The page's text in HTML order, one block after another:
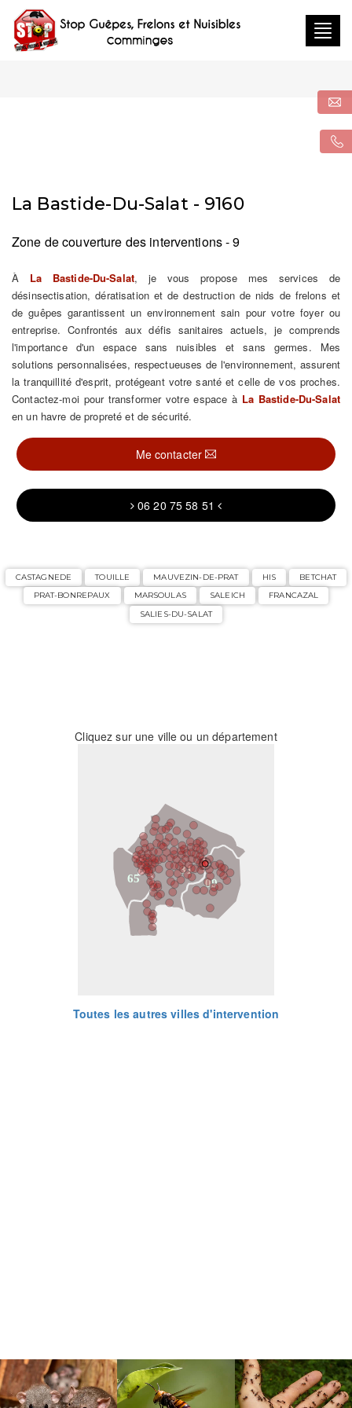
La Bastide-Du-Salat - 9160
Zone de couverture des interventions - 9
À La Bastide-Du-Salat, je vous propose mes services de
désinsectisation, dératisation et de destruction de nids de frelons et
de guêpes garantissent un environnement sain pour votre foyer ou
entreprise. Confrontés aux défis sanitaires actuels, je comprends
l'importance d'un espace sans nuisibles et sans germes. Mes
solutions personnalisées, respectueuses de l'environnement, assurent
la tranquillité d'esprit, protégeant votre santé et celle de vos proches.
Contactez-moi pour transformer votre espace à La Bastide-Du-Salat
en un havre de propreté et de sécurité.
Me contacter
06 20 75 58 51
CASTAGNEDE TOUILLE MAUVEZIN-DE-PRAT HIS
BETCHAT
PRAT-BONREPAUX
MARSOULAS SALEICH
FRANCAZAL
SALIES-DU-SALAT
Cliquez sur une ville ou un département
31
09
65
Toutes les autres villes d'intervention